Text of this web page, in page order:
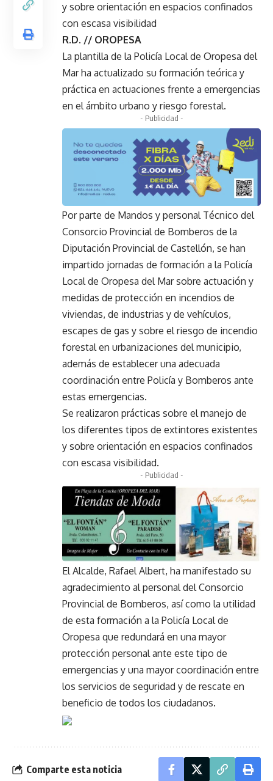
y sobre orientación en espacios confinados
con escasa visibilidad
R.D. // OROPESA
La plantilla de la Policía Local de Oropesa del
Mar ha actualizado su formación teórica y
práctica en actuaciones frente a emergencias
en el ámbito urbano y riesgo forestal.
- Publicidad -
Por parte de Mandos y personal Técnico del
Consorcio Provincial de Bomberos de la
Diputación Provincial de Castellón, se han
impartido jornadas de formación a la Policía
Local de Oropesa del Mar sobre actuación y
medidas de protección en incendios de
viviendas, de industrias y de vehículos,
escapes de gas y sobre el riesgo de incendio
forestal en urbanizaciones del municipio,
además de establecer una adecuada
coordinación entre Policía y Bomberos ante
estas emergencias.
Se realizaron prácticas sobre el manejo de
los diferentes tipos de extintores existentes
y sobre orientación en espacios confinados
con escasa visibilidad.
- Publicidad -
El Alcalde, Rafael Albert, ha manifestado su
agradecimiento al personal del Consorcio
Provincial de Bomberos, así como la utilidad
de esta formación a la Policía Local de
Oropesa que redundará en una mayor
protección personal ante este tipo de
emergencias y una mayor coordinación entre
los servicios de seguridad y de rescate en
beneficio de todos los ciudadanos.
Comparte esta noticia